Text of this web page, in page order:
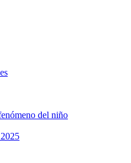
del niño